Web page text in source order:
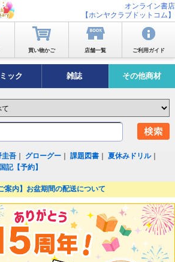
オンライン書店
【ホンヤクラブドットコム】
買い物かご 店舗一覧 ご利用ガイド
ック 雑誌 その他商材
圭吾 グローグー ｜課題図書 ｜夏休みドリル｜
記【予約】
案内】お盆期間の配送について